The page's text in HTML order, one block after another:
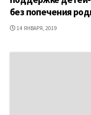
без попечения
ДАТА
14 ЯНВАРЯ, 2019